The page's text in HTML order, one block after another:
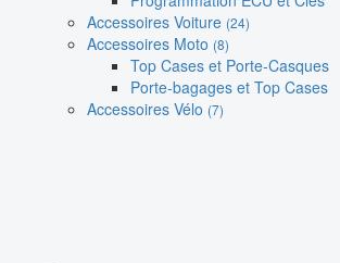
Accessoires Voiture (24)
Accessoires Moto (8)
Top Cases et Porte-Casques
Porte-bagages et Top Cases
Accessoires Vélo (7)